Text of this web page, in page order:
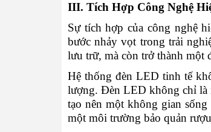
III. Tích Hợp Công Nghệ
Sự tích hợp của công nghệ
bước nhảy vọt trong trải
lưu trữ, mà còn trở thành một
Hệ thống đèn LED tinh tế
lượng. Đèn LED không chỉ là
tạo nên một không gian
một môi trường bảo quản